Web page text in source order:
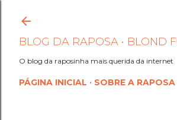
Pular para o
BLOG DA RAPOSA • BLOND
O blog da raposinha mais querida da internet
PÁGINA INICIAL SOBRE A RAPOSA